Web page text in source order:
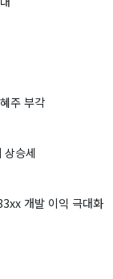
주 부각
상승세
개발 이익 극대화